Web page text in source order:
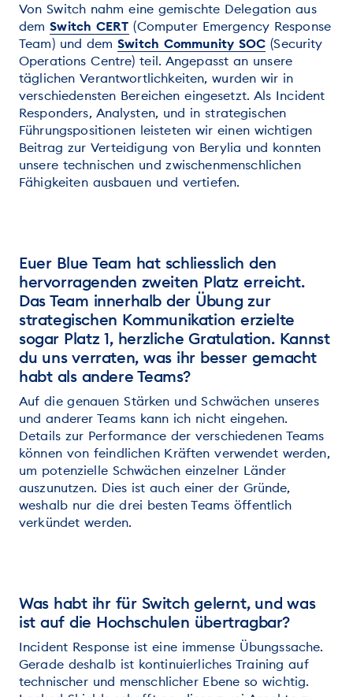
Von Switch nahm eine gemischte Delegation aus
demSwitch CERT (Computer Emergency Response
Team) und demSwitch Community SOC (Security
Operations Centre) teil. Angepasst an unsere
täglichen Verantwortlichkeiten, wurden wir in
verschiedensten Bereichen eingesetzt. Als Incident
Responders, Analysten, und in strategischen
Führungspositionen leisteten wir einen wichtigen
Beitrag zur Verteidigung von Berylia und konnten
unsere technischen und zwischenmenschlichen
Fähigkeiten ausbauen und vertiefen.
Euer Blue Team hat schliesslich den
hervorragenden zweiten Platz erreicht.
Das Team innerhalb der Übung zur
strategischen Kommunikation erzielte
sogar Platz 1, herzliche Gratulation. Kannst
du uns verraten, was ihr besser gemacht
habt als andere Teams?
Auf die genauen Stärken und Schwächen unseres
und anderer Teams kann ich nicht eingehen.
Details zur Performance der verschiedenen Teams
können von feindlichen Kräften verwendet werden,
um potenzielle Schwächen einzelner Länder
auszunutzen. Dies ist auch einer der Gründe,
weshalb nur die drei besten Teams öffentlich
verkündet werden.
Was habt ihr für Switch gelernt, und was
ist auf die Hochschulen übertragbar?
Incident Response ist eine immense Übungssache.
Gerade deshalb ist kontinuierliches Training auf
technischer und menschlicher Ebene so wichtig.